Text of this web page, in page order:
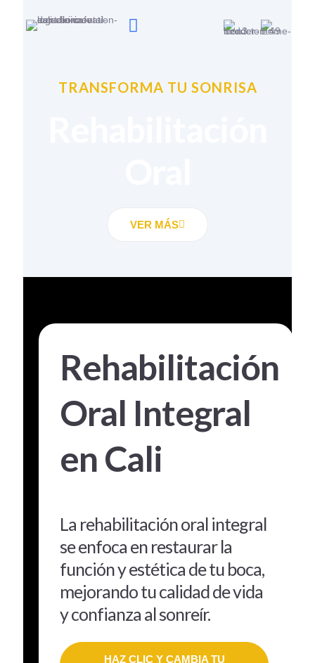
TRANSFORMA TU SONRISA
VER MÁS
Rehabilitación
Oral Integral
en Cali
La rehabilitación oral integral
se enfoca en restaurar la
función y estética de tu boca,
mejorando tu calidad de vida
y confianza al sonreír.
HAZ CLIC Y CAMBIA TU